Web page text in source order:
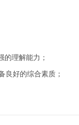
理解能力；
良好的综合素质；